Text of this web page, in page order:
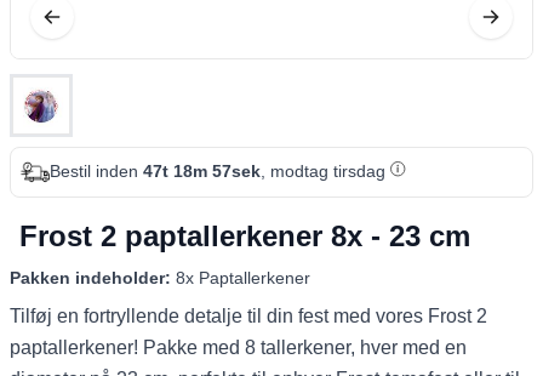
Bestil inden 47t 18m 56sek, modtag tirsdag
Frost 2 paptallerkener 8x - 23 cm
Pakken indeholder: 8x Paptallerkener
Tilføj en fortryllende detalje til din fest med vores Frost 2
paptallerkener! Pakke med 8 tallerkener, hver med en